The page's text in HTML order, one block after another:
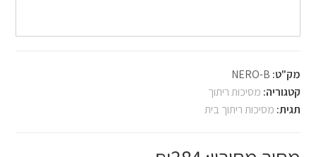
מק"ט: NERO-B
קטגוריה: מסיכות ריתוך
תגית: מסיכות ריתוך בית